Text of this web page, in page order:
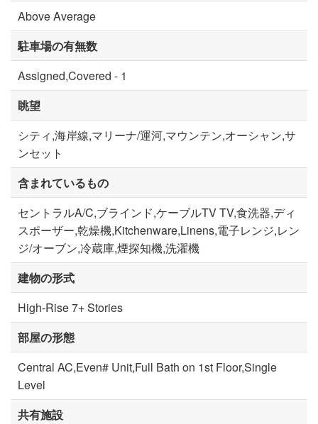
Above Average
駐車場の有無数
Assigned,Covered - 1
眺望
シティ,海岸線,マリーナ/運河,マウンテン,オーシャン,サ
ンセット
含まれているもの
セントラルA/C,ブラインド,ケーブルTV TV,食洗器,ディ
スポーザー,乾燥機,Kitchenware,Linens,電子レンジ,レン
ジ/オーブン,冷蔵庫,煙探知機,洗濯機
建物の形式
High-Rise 7+ Stories
部屋の形態
Central AC,Even# Unit,Full Bath on 1st Floor,Single
Level
共有施設